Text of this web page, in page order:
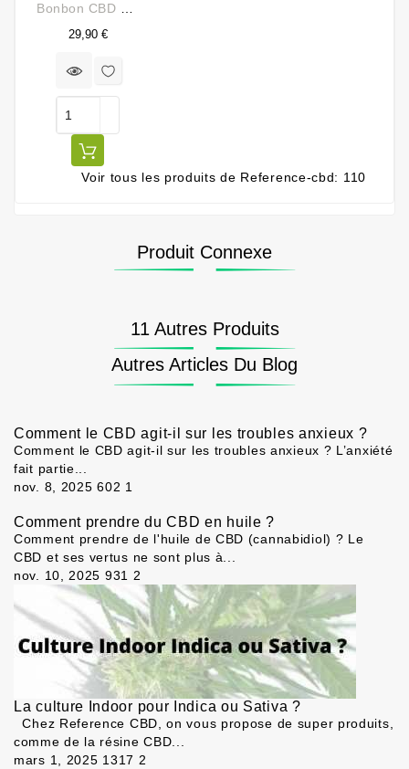
Bonbon CBD Cassis 750 Mg
29,90 €Prix
Voir tous les produits de Reference-cbd: 110
Produit Connexe
11 Autres Produits
Autres Articles Du Blog
Comment le CBD agit-il sur les troubles anxieux ?
Comment le CBD agit-il sur les troubles anxieux ? L’anxiété
fait partie...
nov. 8, 2025 602 1
Comment prendre du CBD en huile ?
Comment prendre de l'huile de CBD (cannabidiol) ? Le
CBD et ses vertus ne sont plus à...
nov. 10, 2025 931 2
La culture Indoor pour Indica ou Sativa ?
Chez Reference CBD, on vous propose de super produits,
comme de la résine CBD...
mars 1, 2025 1317 2